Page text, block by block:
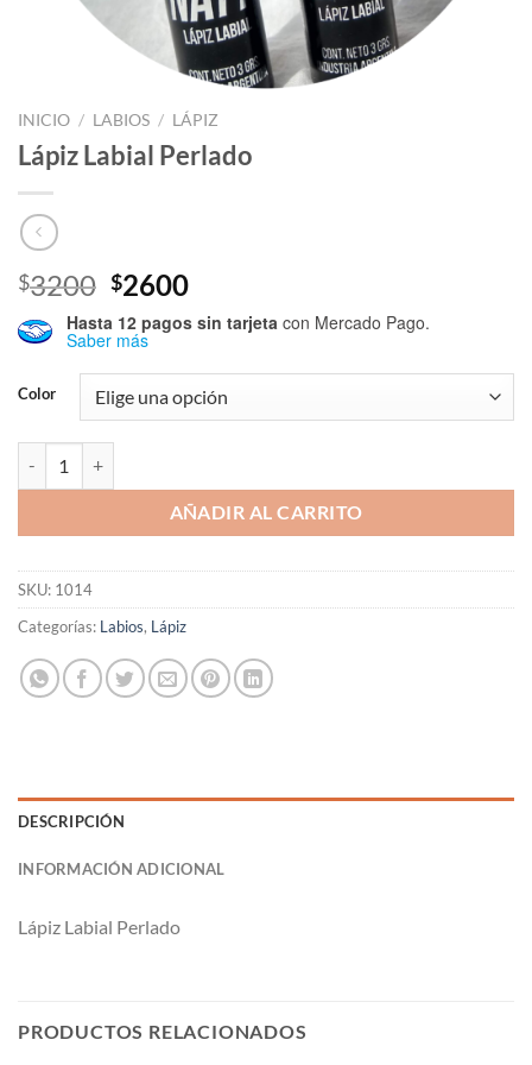
INICIO / LABIOS / LÁPIZ
Lápiz Labial Perlado
$3200 El
precio
original
era:
$3200.
$2600El
precio
actual
es:
$2600.
Hasta 12 pagos sin tarjeta con Mercado Pago.
Saber más
Color
AÑADIR AL CARRITO
SKU: 1014
Categorías: Labios, Lápiz
DESCRIPCIÓN
INFORMACIÓN ADICIONAL
Lápiz Labial Perlado
PRODUCTOS RELACIONADOS